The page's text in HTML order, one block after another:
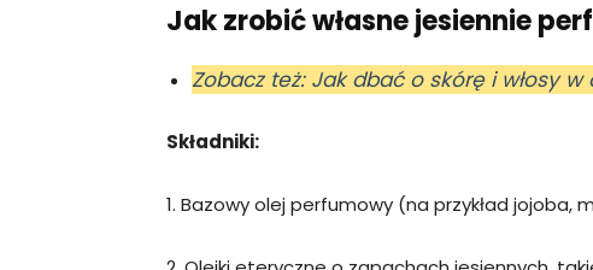
Jak zrobić własne jesiennie
Zobacz też: Jak dbać o skórę i włosy
Składniki:
1. Bazowy olej perfumowy (na przykład jojoba,